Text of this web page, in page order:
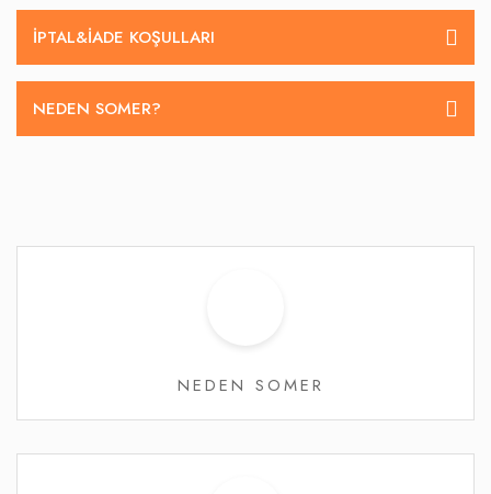
İPTAL&IADE KOŞULLARI
NEDEN SOMER?
NEDEN SOMER